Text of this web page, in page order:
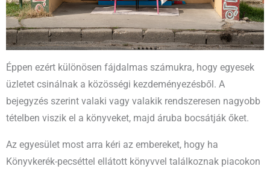
Éppen ezért különösen fájdalmas számukra, hogy egyesek
üzletet csinálnak a közösségi kezdeményezésből. A
bejegyzés szerint valaki vagy valakik rendszeresen nagyobb
tételben viszik el a könyveket, majd áruba bocsátják őket.
Az egyesület most arra kéri az embereket, hogy ha
Könyvkerék-pecséttel ellátott könyvvel találkoznak piacokon